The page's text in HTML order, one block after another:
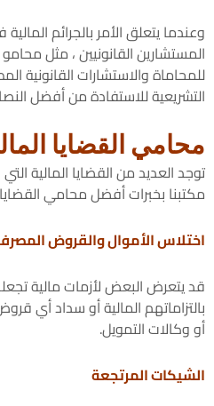
وعندما يتعلق الأمر بالجرائم
المستشارين القانونيين ، مثل
للمحاماة والاستشارات القانونية
التشريعية للاستفادة من أفضل
محامي القضايا
توجد العديد من القضايا المالية
مكتبنا بخبرات أفضل محامي القضايا
اختلاس الأموال والقروض
قد يتعرض البعض لأزمات مالية
بالتزاماتهم المالية أو سداد أي
أو وكالات التمويل.
الشيكات المرتجعة